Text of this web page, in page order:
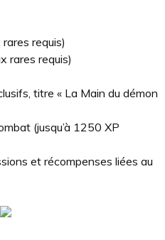
requis)
rares requis)
titre « La Main du démon
(jusqu’à 1250 XP
et récompenses liées au